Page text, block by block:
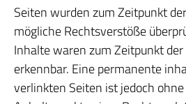
Seiten wurden zum Zeitpunkt
mögliche Rechtsverstöße
Inhalte waren zum Zeitpunkt
erkennbar. Eine permanente
verlinkten Seiten ist jedoch